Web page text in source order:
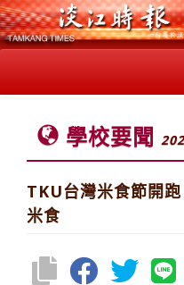
學校要聞
TKU台灣米食節開
米食